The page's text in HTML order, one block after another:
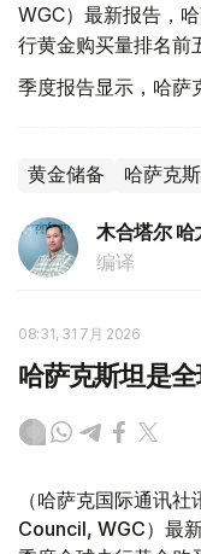
WGC）最新报告，
行黄金购买量排名前
季度报告显示，哈萨
黄金储备 哈萨克
木合塔尔 哈
编译
08:31, 31 7月 2026
哈萨克斯坦是
（哈萨克国际通讯
Council, WGC）最